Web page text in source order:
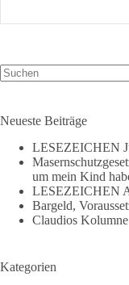
Neueste Beiträge
LESEZEICHEN
um mein Kind
LESEZEICHEN
Bargeld,
Claudios Kolumne
Kategorien